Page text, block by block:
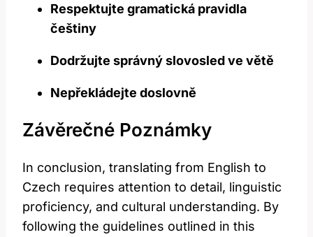
Respektujte gramatická pravidla
češtiny
Dodržujte správný slovosled ve větě
Nepřekládejte doslovně
Závěrečné Poznámky
In conclusion, translating from English to
Czech requires attention to detail, linguistic
proficiency, and cultural understanding. By
following the guidelines outlined in this